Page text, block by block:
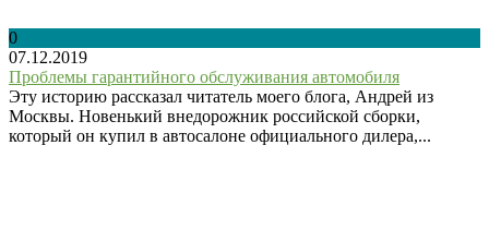
0
07.12.2019
Проблемы гарантийного обслуживания автомобиля
Эту историю рассказал читатель моего блога, Андрей из
Москвы. Новенький внедорожник российской сборки,
который он купил в автосалоне официального дилера,...